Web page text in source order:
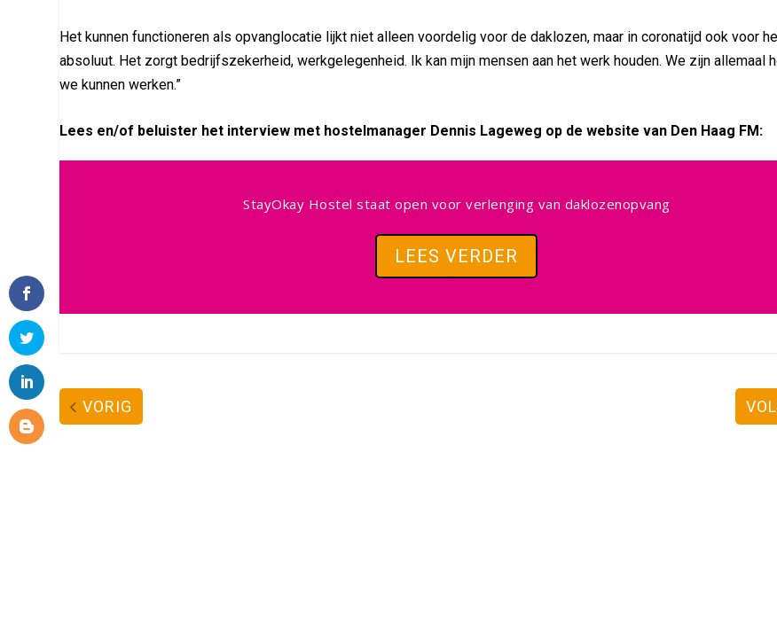
Het kunnen functioneren als opvanglocatie lijkt niet alleen voordelig voor de daklozen, maar in coronatijd ook voor
absoluut. Het zorgt bedrijfszekerheid, werkgelegenheid. Ik kan mijn mensen aan het werk houden. We zijn allemaal
we kunnen werken.”
Lees en/of beluister het interview met hostelmanager Dennis Lageweg op de website van Den Haag FM:
StayOkay Hostel staat open voor verlenging van daklozenopvang
LEES VERDER
VORIG